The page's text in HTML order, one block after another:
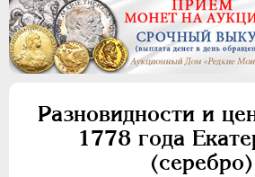
Разновидности и
1778 года
(серебро)
ПEТР I 1699 - 1725
ПЕТР II 1727-1729
АННА ИОАННОВНА 1730-1740
ИОАНН АНТОНОВИЧ 1740-1741